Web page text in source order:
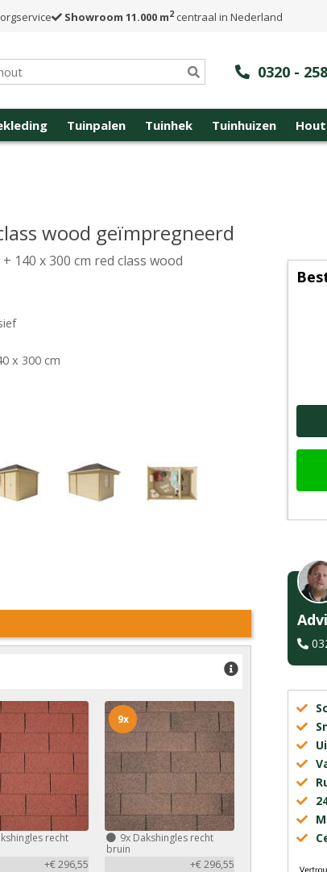
Showroom 11.000 m2centraal in Nederland
0320 -
Tuinpalen Tuinhek Tuinhuizen
wood geïmpregneerd
140 x 300 cm red class wood
x 300 cm
recht
+€ 296,55
9x Dakshingles recht
bruin
+€ 296,55
9x